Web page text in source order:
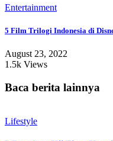
Entertainment
5 Film Trilogi Indonesia di
August 23, 2022
1.5k Views
Baca berita lainnya
Lifestyle